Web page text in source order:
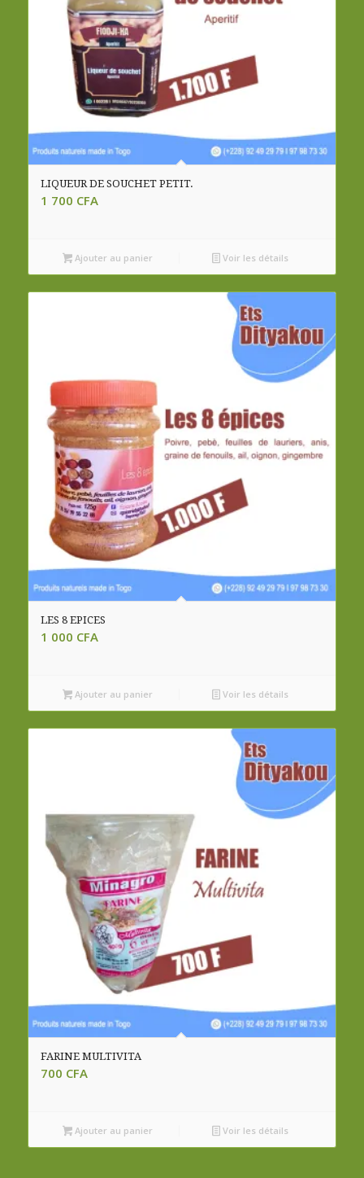
LIQUEUR DE SOUCHET PETIT.
1 700 CFA
Ajouter au panier Voir les détails
LES 8 EPICES
1 000 CFA
Ajouter au panier Voir les détails
FARINE MULTIVITA
700 CFA
Ajouter au panier Voir les détails